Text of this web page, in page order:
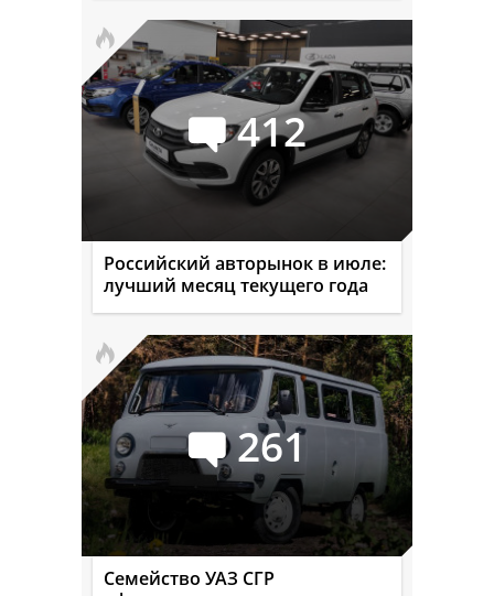
412
Российский авторынок в июле:
лучший месяц текущего года
261
Семейство УАЗ СГР